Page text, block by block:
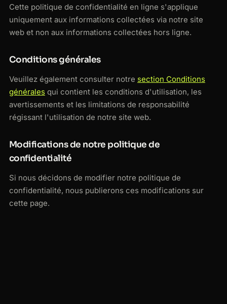
Cette politique de confidentialité en ligne s'applique
uniquement aux informations collectées via notre site
web et non aux informations collectées hors ligne.
Conditions générales
Veuillez également consulter notre section Conditions
générales qui contient les conditions d'utilisation, les
avertissements et les limitations de responsabilité
régissant l'utilisation de notre site web.
Modifications de notre politique de
confidentialité
Si nous décidons de modifier notre politique de
confidentialité, nous publierons ces modifications sur
cette page.